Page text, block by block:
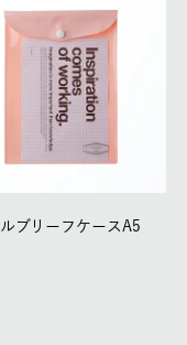
ブリーフケースA5